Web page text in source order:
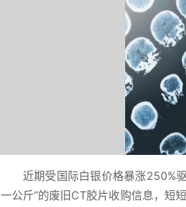
近期受国际白银价格暴涨250%
一公斤”的废旧CT胶片收购信息，短